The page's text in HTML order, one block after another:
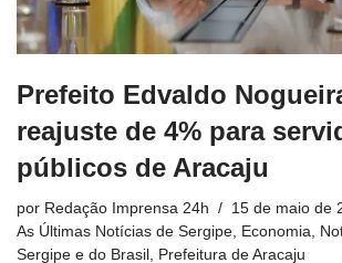
Prefeito Edvaldo
reajuste de 4% para
públicos de Aracaju
por Redação Imprensa 24h
15 de maio de
As Últimas Notícias de Sergipe
Economia
Sergipe e do Brasil
Prefeitura de Aracaju